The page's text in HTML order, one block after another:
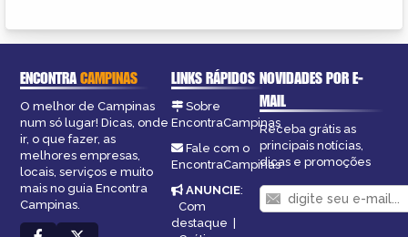
ENCONTRACAMPINAS
O melhor de Campinas
num só lugar! Dicas, onde
ir, o que fazer, as
melhores empresas,
locais, serviços e muito
mais no guia Encontra
Campinas.
LINKS RÁPIDOS
Sobre
EncontraCampinas
Fale com o
EncontraCampinas
ANUNCIE:
Com
destaque |
NOVIDADES POR E-
MAIL
Receba grátis as
principais notícias,
dicas e promoções